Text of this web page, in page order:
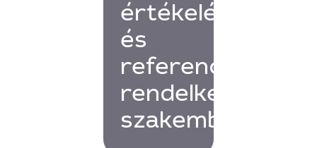
értékelésekkel
és
referenciákkal
rendelkező
szakembert!